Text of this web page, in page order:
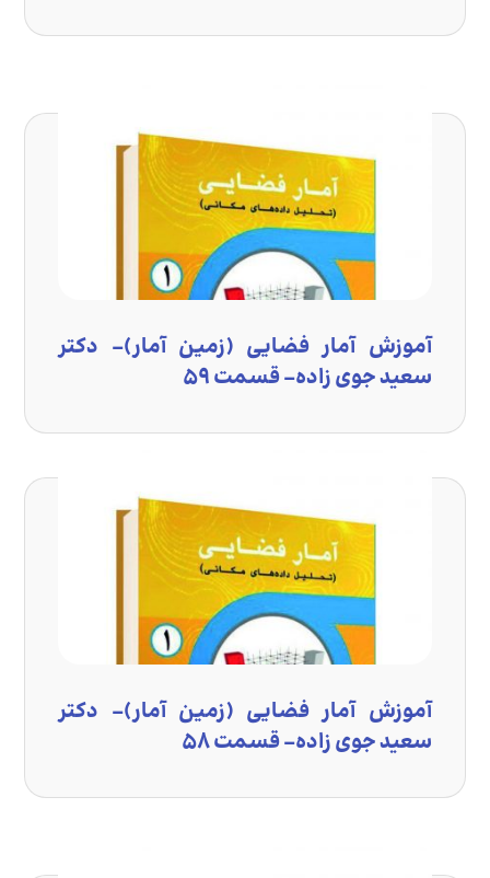
آموزش آمار فضایی (زمین آمار)- دکتر
سعید جوی زاده- قسمت ۵۹
آموزش آمار فضایی (زمین آمار)- دکتر
سعید جوی زاده- قسمت ۵۸